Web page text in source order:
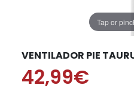
Tap or
VENTILADOR PIE
42,99€